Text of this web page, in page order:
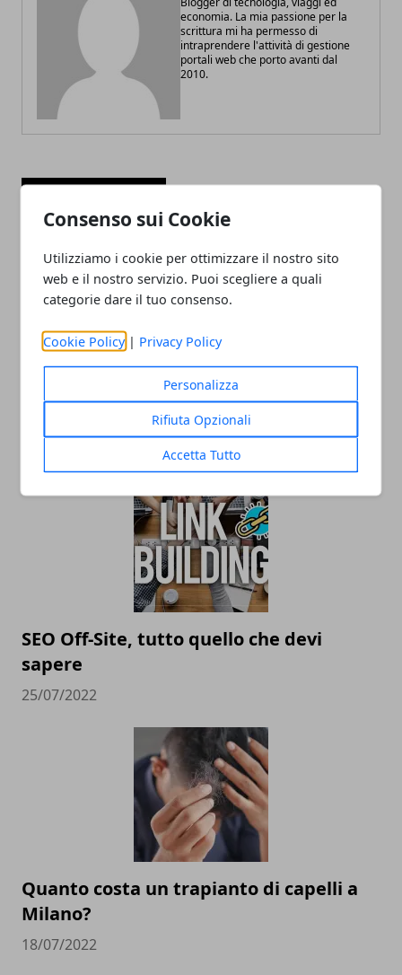
Consenso sui Cookie
Utilizziamo i cookie per ottimizzare il nostro sito
web e il nostro servizio. Puoi scegliere a quali
categorie dare il tuo consenso.
Cookie Policy | Privacy Policy
Personalizza
Rifiuta Opzionali
Accetta Tutto
economia. La mia passione per la
scrittura mi ha permesso di
intraprendere l'attività di gestione
portali web che porto avanti dal
2010.
Italiani e sigarette elettroniche: qual è
lo stato d’arte?
01/03/2024
SEO Off-Site, tutto quello che devi
sapere
25/07/2022
Quanto costa un trapianto di capelli a
Milano?
18/07/2022